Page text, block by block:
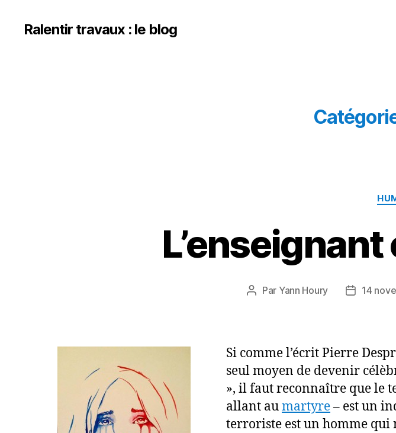
Ralentir travaux : le blog
Auteur
Par Yann Houry
Date
14
Si comme l’écrit Pierre
seul moyen de devenir
», il faut reconnaître que le
allant aumartyre– est un
terroriste est un homme qui